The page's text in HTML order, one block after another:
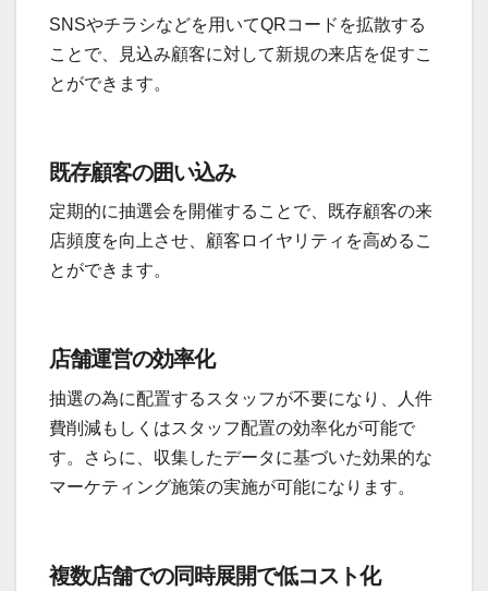
SNSやチラシなどを用いてQRコードを拡散する
ことで、見込み顧客に対して新規の来店を促すこ
とができます。
既存顧客の囲い込み
定期的に抽選会を開催することで、既存顧客の来
店頻度を向上させ、顧客ロイヤリティを高めるこ
とができます。
店舗運営の効率化
抽選の為に配置するスタッフが不要になり、人件
費削減もしくはスタッフ配置の効率化が可能で
す。さらに、収集したデータに基づいた効果的な
マーケティング施策の実施が可能になります。
複数店舗での同時展開で低コスト化